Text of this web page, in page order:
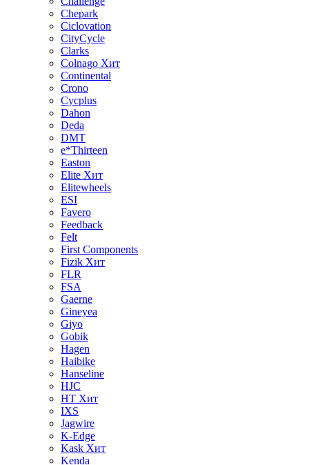
Chepark
Ciclovation
CityCycle
Clarks
Colnago Хит
Continental
Crono
Cycplus
Dahon
Deda
DMT
e*Thirteen
Easton
Elite Хит
Elitewheels
ESI
Favero
Feedback
Felt
First Components
Fizik Хит
FLR
FSA
Gaerne
Gineyea
Giyo
Gobik
Hagen
Haibike
Hanseline
HJC
HT Хит
IXS
Jagwire
K-Edge
Kask Хит
Kenda